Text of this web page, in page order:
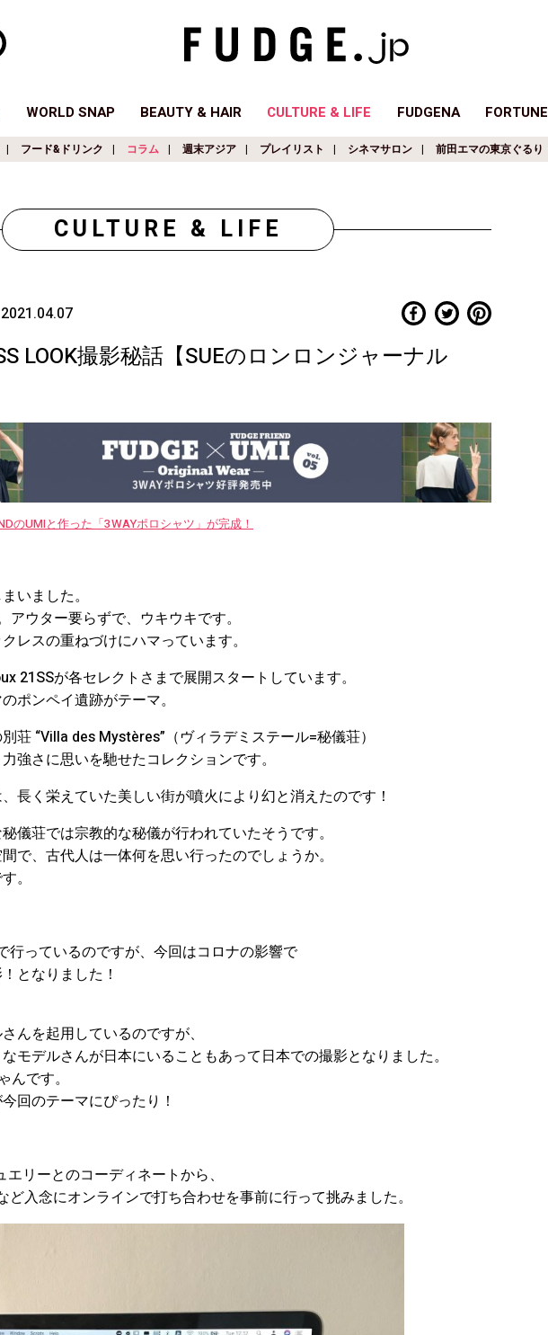
WORLD SNAP BEAUTY & HAIR CULTURE & LIFE FUDGENA FORTUNE
フード&ドリンク コラム 週末アジア プレイリスト シネマサロン 前田エマの東京ぐるり
CULTURE & LIFE
2021.04.07
LOOK撮影秘話【SUEのロンロンジャーナル
のUMIと作った「3WAYポロシャツ」が完成！
いました。
アウター要らずで、ウキウキです。
レスの重ねづけにハマっています。
21SSが各セレクトさまで展開スタートしています。
ポンペイ遺跡がテーマ。
荘 “Villa des Mystères”（ヴィラデミステール=秘儀荘）
強さに思いを馳せたコレクションです。
長く栄えていた美しい街が噴火により幻と消えたのです！
儀荘では宗教的な秘儀が行われていたそうです。
で、古代人は一体何を思い行ったのでしょうか。
。
行っているのですが、今回はコロナの影響で
となりました！
んを起用しているのですが、
モデルさんが日本にいることもあって日本での撮影となりました。
んです。
回のテーマにぴったり！
リーとのコーディネートから、
ど入念にオンラインで打ち合わせを事前に行って挑みました。